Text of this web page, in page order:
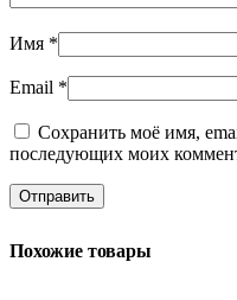
Имя *
Email *
Сохранить моё имя,
последующих моих
Похожие товары